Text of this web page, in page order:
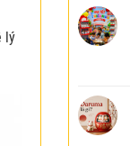
lý